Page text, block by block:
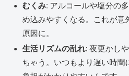
むくみ: アルコールや塩分の
め込みやすくなる。これが意
原因に。
生活リズムの乱れ: 夜更かし
ちゃう。いつもより遅い時間